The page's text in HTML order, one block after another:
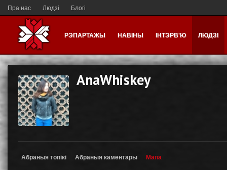
Пра нас Людзі Блогі
РЭПАРТАЖЫ НАВІНЫ ІНТЭРВ'Ю ЛЮДЗІ
AnaWhiskey
Абраныя топікі Абраныя каментары Мапа